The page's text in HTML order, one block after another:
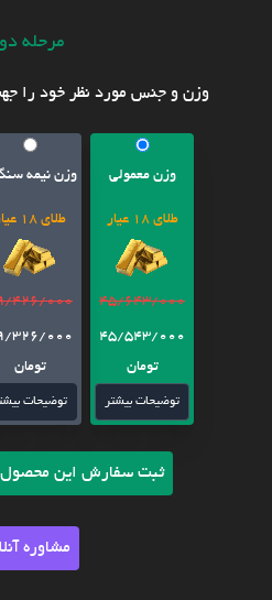
مرحله
وزن و جنس مورد نظر خود را
وزن معمولی
طلای 18 عیار
45/643/000
45/543/000
تومان
توضیحات بیشتر
وزن نیمه
طلای 18 عیار
426/000
326/000
تومان
توضیحات
ثبت سفارش این محصول
مشاوره